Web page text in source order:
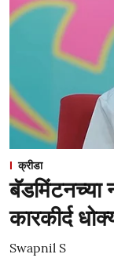
क्रीडा
बॅडमिंटनच्या
कारकीर्द
Swapnil S